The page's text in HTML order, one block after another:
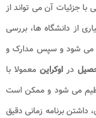
جزئیات آن می تواند از
از دانشگاه ها، بررسی
می شود و سپس مدارک و
در اوکراین معمولا با
می شود و ممکن است
داشتن برنامه زمانی دقیق